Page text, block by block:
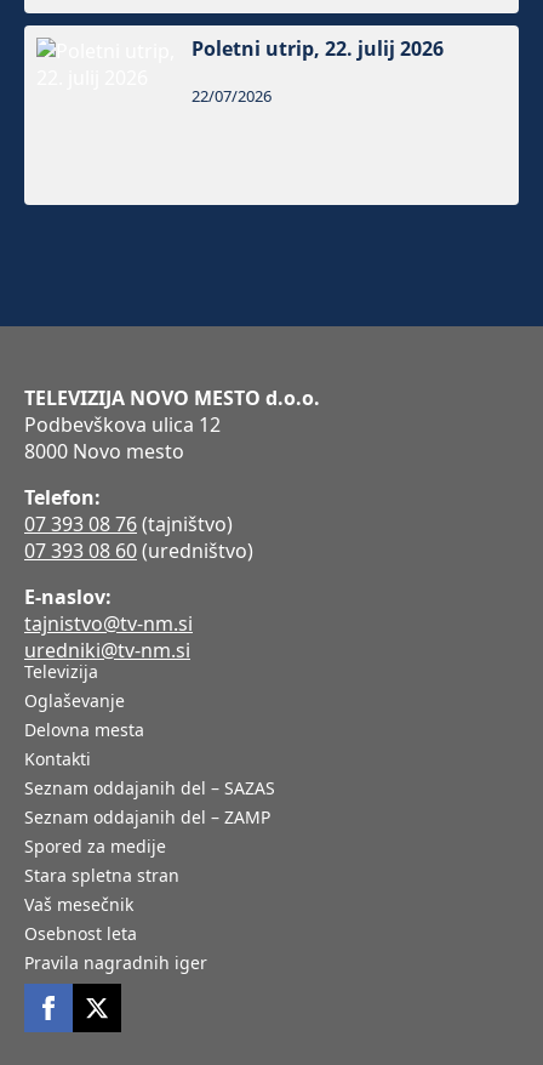
Poletni utrip, 22. julij 2026
22/07/2026
TELEVIZIJA NOVO MESTO d.o.o.
Podbevškova ulica 12
8000 Novo mesto
Telefon:
07 393 08 76(tajništvo)
07 393 08 60(uredništvo)
E-naslov:
tajnistvo@tv-nm.si
uredniki@tv-nm.si
Televizija
Oglaševanje
Delovna mesta
Kontakti
Seznam oddajanih del – SAZAS
Seznam oddajanih del – ZAMP
Spored za medije
Stara spletna stran
Vaš mesečnik
Osebnost leta
Pravila nagradnih iger